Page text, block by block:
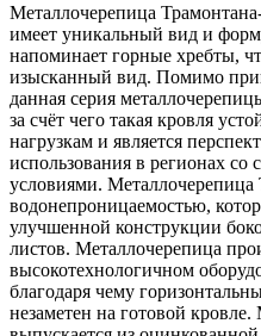
Металлочерепица
имеет уникальный вид и
напоминает горные хребты,
изысканный вид. Помимо
данная серия
за счёт чего такая кровля
нагрузкам и является
использования в регионах
условиями. Металлочерепица
водонепроницаемостью,
улучшенной конструкции
листов. Металлочерепица
высокотехнологичном
благодаря чему
незаметен на готовой